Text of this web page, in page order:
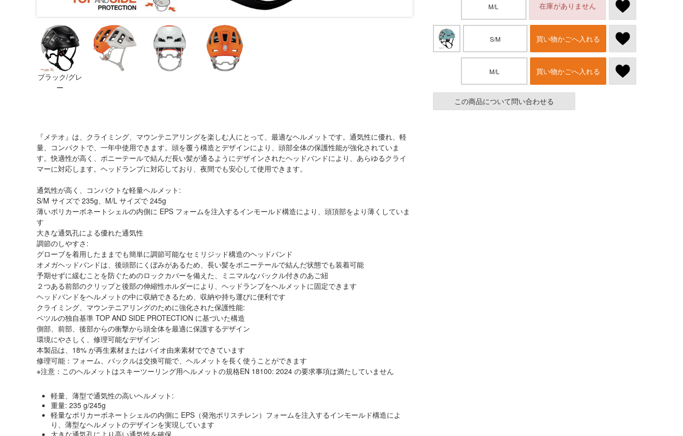
ブラック/グレ
ー
『メテオ』は、クライミング、マウンテニアリングを楽しむ人にとって、最適なヘルメットです。通気性に優れ、軽
量、コンパクトで、一年中使用できます。頭を覆う構造とデザインにより、頭部全体の保護性能が強化されていま
す。快適性が高く、ポニーテールで結んだ長い髪が通るようにデザインされたヘッドバンドにより、あらゆるクライ
マーに対応します。ヘッドランプに対応しており、夜間でも安心して使用できます。
通気性が高く、コンパクトな軽量ヘルメット:
S/M サイズで 235g、M/L サイズで 245g
薄いポリカーボネートシェルの内側に EPS フォームを注入するインモールド構造により、頭頂部をより薄くしていま
す
大きな通気孔による優れた通気性
調節のしやすさ:
グローブを着用したままでも簡単に調節可能なセミリジッド構造のヘッドバンド
オメガヘッドバンドは、後頭部にくぼみがあるため、長い髪をポニーテールで結んだ状態でも装着可能
予期せずに緩むことを防ぐためのロックカバーを備えた、ミニマルなバックル付きのあご紐
２つある前部のクリップと後部の伸縮性ホルダーにより、ヘッドランプをヘルメットに固定できます
ヘッドバンドをヘルメットの中に収納できるため、収納や持ち運びに便利です
クライミング、マウンテニアリングのために強化された保護性能:
ペツルの独自基準 TOP AND SIDE PROTECTION に基づいた構造
側部、前部、後部からの衝撃から頭全体を最適に保護するデザイン
環境にやさしく、修理可能なデザイン:
本製品は、18% が再生素材またはバイオ由来素材でできています
修理可能：フォーム、バックルは交換可能で、ヘルメットを長く使うことができます
※注意：このヘルメットはスキーツーリング用ヘルメットの規格EN 18100: 2024 の要求事項は満たしていません
軽量、薄型で通気性の高いヘルメット:
重量: 235 g/245g
軽量なポリカーボネートシェルの内側に EPS（発泡ポリスチレン）フォームを注入するインモールド構造によ
り、薄型なヘルメットのデザインを実現しています
大きな通気孔により高い通気性を確保
M/L 在庫がありません
S/M 買い物かごへ入れる
M/L 買い物かごへ入れる
この商品について問い合わせる